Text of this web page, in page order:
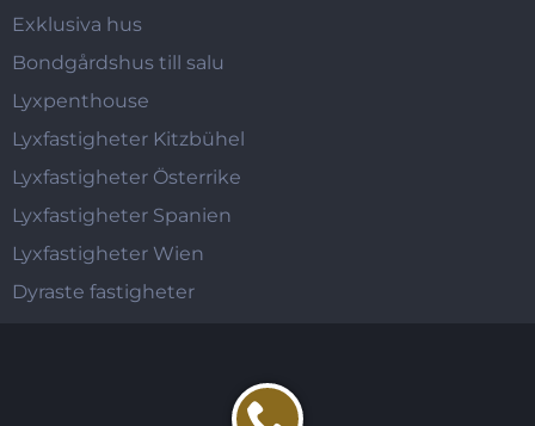
Exklusiva hus
Bondgårdshus till salu
Lyxpenthouse
Lyxfastigheter Kitzbühel
Lyxfastigheter Österrike
Lyxfastigheter Spanien
Lyxfastigheter Wien
Dyraste fastigheter